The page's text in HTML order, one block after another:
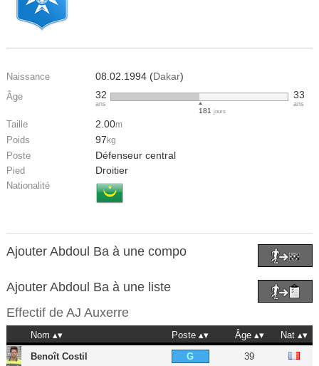
Naissance 08.02.1994 (Dakar)
Âge 32
ans
181 jours
33
ans
Taille 2.00m
Poids 97 kg
Poste Défenseur central
Pied Droitier
Nationalité
Ajouter Abdoul Ba à une compo
Ajouter Abdoul Ba à une liste
Effectif de AJ Auxerre
Nom Poste Âge
Nat
Benoît Costil
G 39